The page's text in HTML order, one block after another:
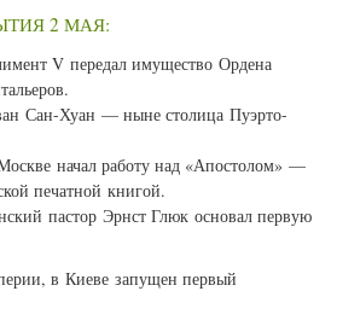
2 МАЯ:
V передал имущество Ордена
Сан-Хуан — ныне столица Пуэрто-
начал работу над «Апостолом» —
печатной книгой.
пастор Эрнст Глюк основал первую
в Киеве запущен первый